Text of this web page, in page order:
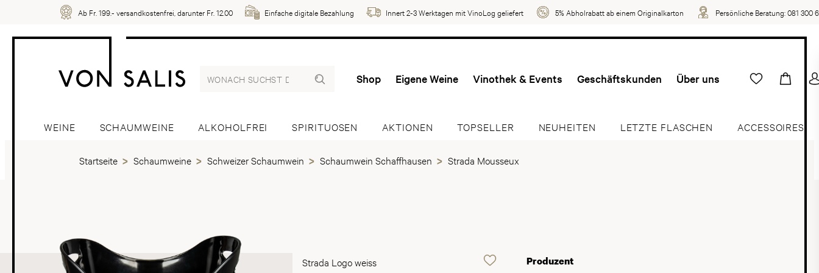
Ab Fr. 199.- versandkostenfrei, darunter Fr. 12.00 Einfache digitale Bezahlung Innert 2-3 Werktagen mit VinoLog geliefert 5% Abholrabatt ab einem Originalkarton Persönliche Beratung:081 300
Shop Eigene Weine Vinothek & Events Geschäftskunden Über uns
WEINE SCHAUMWEINE ALKOHOLFREI SPIRITUOSEN AKTIONEN TOPSELLER NEUHEITEN LETZTE FLASCHEN ACCESSOIRES
Startseite Schaumweine Schweizer Schaumwein Schaumwein Schaffhausen Strada Mousseux
Strada Logo weiss Produzent